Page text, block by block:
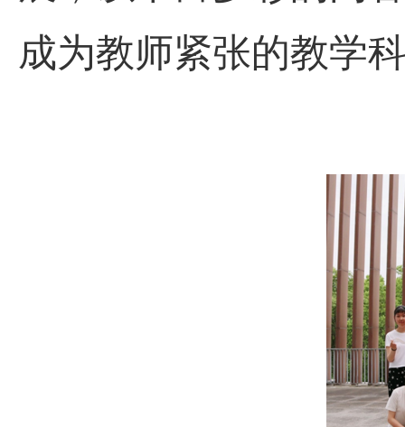
成为教师紧张的教学